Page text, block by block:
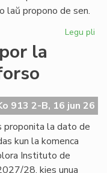
laŭ propono de sen.
Legu pli
la
913 2-B, 16 jun 26
proponita la dato de
kun la komenca
Instituto de
28, kies unua